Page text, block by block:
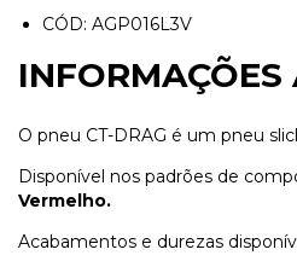
CÓD: AGP016L3V
O pneu CT-DRAG é um pneu
Disponível nos padrões de
Vermelho.
Acabamentos e durezas